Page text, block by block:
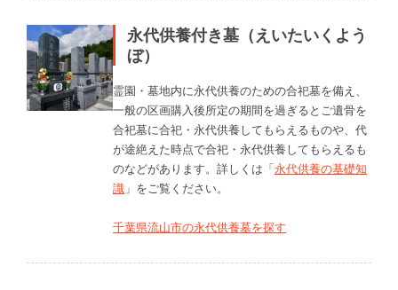
永代供養付き墓（えいたいくよう
ぼ）
霊園・墓地内に永代供養のための合祀墓を備え、
一般の区画購入後所定の期間を過ぎるとご遺骨を
合祀墓に合祀・永代供養してもらえるものや、代
が途絶えた時点で合祀・永代供養してもらえるも
のなどがあります。詳しくは「永代供養の基礎知
識 」をご覧ください。
千葉県流山市の永代供養墓を探す